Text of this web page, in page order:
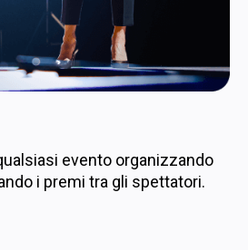
evento organizzando
i premi tra gli spettatori.